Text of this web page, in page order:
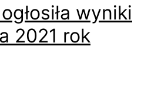
wyniki
2021 rok